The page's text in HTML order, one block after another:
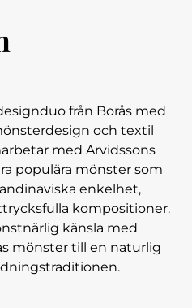
från Borås med
och textil
med Arvidssons
populära mönster som
enkelhet,
kompositioner.
känsla med
mönster till en naturlig